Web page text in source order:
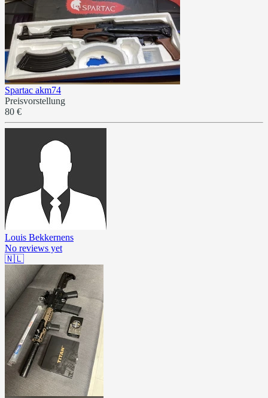
Spartac akm74
Preisvorstellung
80 €
Louis Bekkernens
No reviews yet
🇳🇱